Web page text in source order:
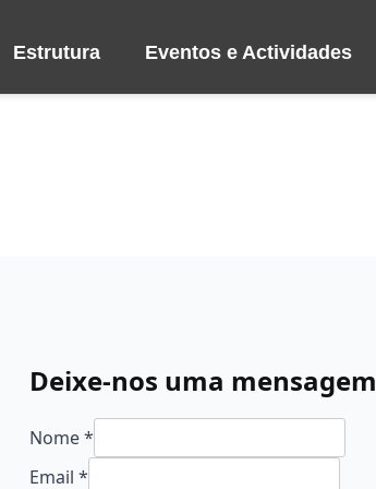
Estrutura Eventos e Actividades
Deixe-nos uma mensagem
Nome*
Email
Email *